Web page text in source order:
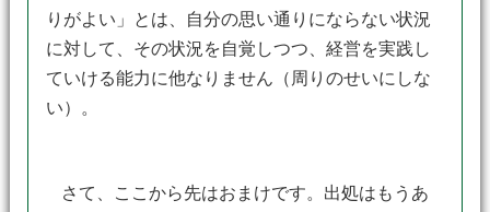
りがよい」とは、自分の思い通りにならない状況
に対して、その状況を自覚しつつ、経営を実践し
ていける能力に他なりません（周りのせいにしな
い）。
さて、ここから先はおまけです。出処はもうあ